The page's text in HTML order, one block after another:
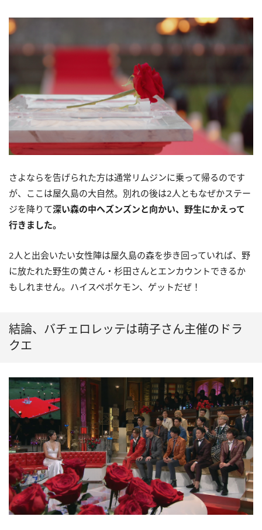
さよならを告げられた方は通常リムジンに乗って帰るのです
が、ここは屋久島の大自然。別れの後は2人ともなぜかステー
ジを降りて深い森の中へズンズンと向かい、野生にかえって
行きました。
2人と出会いたい女性陣は屋久島の森を歩き回っていれば、野
に放たれた野生の黄さん・杉田さんとエンカウントできるか
もしれません。ハイスペポケモン、ゲットだぜ！
結論、バチェロレッテは萌子さん主催のドラ
クエ